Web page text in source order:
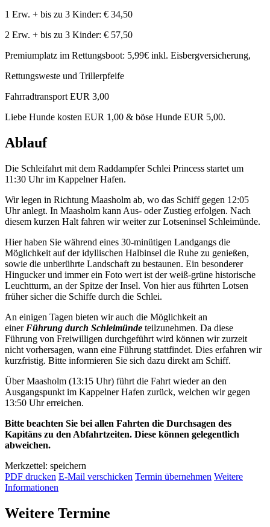
1 Erw. + bis zu 3 Kinder: € 34,50
2 Erw. + bis zu 3 Kinder: € 57,50
Premiumplatz im Rettungsboot: 5,99€ inkl. Eisbergversicherung,
Rettungsweste und Trillerpfeife
Fahrradtransport EUR 3,00
Liebe Hunde kosten EUR 1,00 & böse Hunde EUR 5,00.
Ablauf
Die Schleifahrt mit dem Raddampfer Schlei Princess startet um
11:30 Uhr im Kappelner Hafen.
Wir legen in Richtung Maasholm ab, wo das Schiff gegen 12:05
Uhr anlegt. In Maasholm kann Aus- oder Zustieg erfolgen. Nach
diesem kurzen Halt fahren wir weiter zur Lotseninsel Schleimünde.
Hier haben Sie während eines 30-minütigen Landgangs die
Möglichkeit auf der idyllischen Halbinsel die Ruhe zu genießen,
sowie die unberührte Landschaft zu bestaunen. Ein besonderer
Hingucker und immer ein Foto wert ist der weiß-grüne historische
Leuchtturm, an der Spitze der Insel. Von hier aus führten Lotsen
früher sicher die Schiffe durch die Schlei.
An einigen Tagen bieten wir auch die Möglichkeit an
einer Führung durch Schleimünde teilzunehmen. Da diese
Führung von Freiwilligen durchgeführt wird können wir zurzeit
nicht vorhersagen, wann eine Führung stattfindet. Dies erfahren wir
kurzfristig. Bitte informieren Sie sich dazu direkt am Schiff.
Über Maasholm (13:15 Uhr) führt die Fahrt wieder an den
Ausgangspunkt im Kappelner Hafen zurück, welchen wir gegen
13:50 Uhr erreichen.
Bitte beachten Sie bei allen Fahrten die Durchsagen des
Kapitäns zu den Abfahrtzeiten. Diese können gelegentlich
abweichen.
Merkzettel: speichern
PDF drucken E-Mail verschicken Termin übernehmen Weitere
Informationen
Weitere Termine